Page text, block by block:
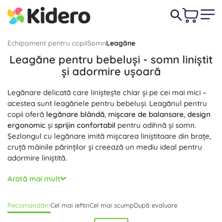
Echipament pentru copiiSomnLeagăne
Leagăne pentru bebeluși - somn liniștit
și adormire ușoară
Legănare delicată care liniștește chiar și pe cei mai mici –
acestea sunt leagănele pentru bebeluși. Leagănul pentru
copii oferă legănare blândă, mișcare de balansare, design
ergonomic și sprijin confortabil pentru odihnă și somn.
Șezlongul cu legănare imită mișcarea liniștitoare din brațe,
cruță mâinile părinților și creează un mediu ideal pentru
adormire liniștită.
Alegeți un leagăn manual sau un leagăn electric cu vibrații
și melodii – ambele variante se remarcă prin funcționare
pozițiile reglabile lin, spătarul ajustabil, inserția pentru nou-
născut, centurile de siguranță și picioarele antiderapante
Arată mai mult
RecomandămCel mai ieftinCel mai scumpDupă evaluare